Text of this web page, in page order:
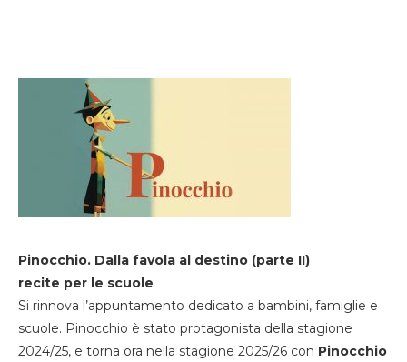
Pinocchio. Dalla favola al destino (parte II)
recite per le scuole
Si rinnova l’appuntamento dedicato a bambini, famiglie e
scuole. Pinocchio è stato protagonista della stagione
2024/25, e torna ora nella stagione 2025/26 con Pinocchio